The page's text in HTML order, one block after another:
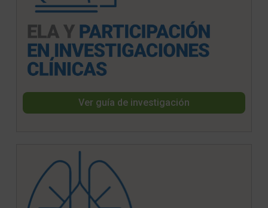
Ver guía de investigación